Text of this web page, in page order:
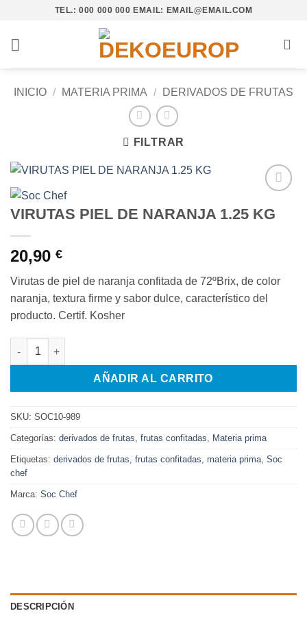
contenido
TEL.: 000 000 000 EMAIL: EMAIL@EMAIL.COM
INICIO / MATERIA PRIMA / DERIVADOS DE FRUTAS
FILTRAR
a la
VIRUTAS PIEL DE NARANJA 1.25 KG
20,90 €
Virutas de piel de naranja confitada de 72ºBrix, de color
naranja, textura firme y sabor dulce, característico del
producto. Certif. Kosher
VIRUTAS PIEL DE NARANJA 1.25 KG cantidad
AÑADIR AL CARRITO
SKU: SOC10-989
Categorías: derivados de frutas, frutas confitadas, Materia prima
Etiquetas: derivados de frutas, frutas confitadas, materia prima, Soc
chef
Marca: Soc Chef
DESCRIPCIÓN